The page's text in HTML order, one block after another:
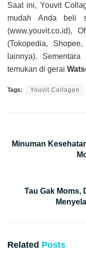
Saat ini, Youvit
mudah Anda beli
(www.youvit.co.id),
(Tokopedia,
lainnya).
temukan di gerai
Tags: Youvit Collagen
Minuman
Tau Gak Moms,
Related Posts